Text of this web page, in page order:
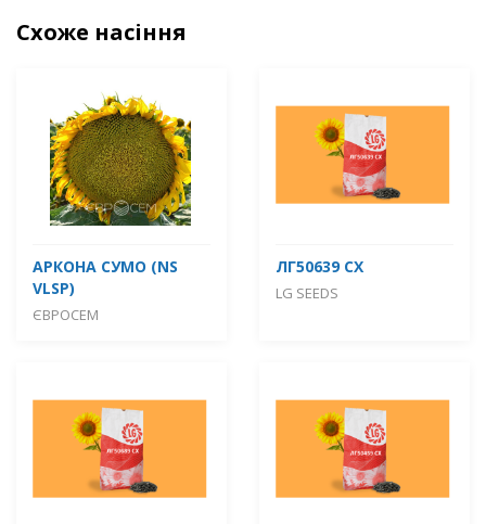
Схоже насіння
АРКОНА СУМО (NS
VLSP)
ЄВРОСЕМ
ЛГ50639 СХ
LG SEEDS